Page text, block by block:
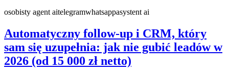
osobisty agent aitelegramwhatsappasystent ai
Automatyczny follow-up i CRM, który
sam się uzupełnia: jak nie gubić leadów w
2026 (od 15 000 zł netto)